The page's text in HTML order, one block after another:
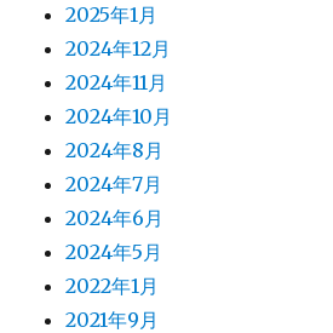
2025年1月
2024年12月
2024年11月
2024年10月
2024年8月
2024年7月
2024年6月
2024年5月
2022年1月
2021年9月